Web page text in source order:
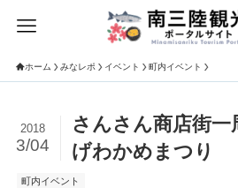
ホーム みなレポ イベント 町内イベント
さんさん商店街一
げわかめまつり
2018
3/04
町内イベント